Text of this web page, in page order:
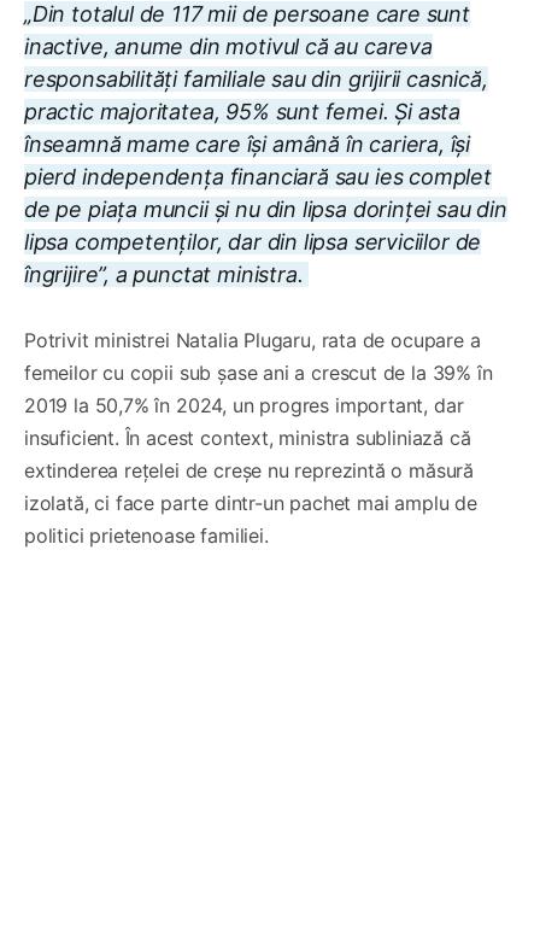
„Din totalul de 117 mii de persoane care sunt
inactive, anume din motivul că au careva
responsabilități familiale sau din grijirii casnică,
practic majoritatea, 95% sunt femei. Și asta
înseamnă mame care își amână în cariera, își
pierd independența financiară sau ies complet
de pe piața muncii și nu din lipsa dorinței sau din
lipsa competenților, dar din lipsa serviciilor de
îngrijire”, a punctat ministra.
Potrivit ministrei Natalia Plugaru, rata de ocupare a
femeilor cu copii sub șase ani a crescut de la 39% în
2019 la 50,7% în 2024, un progres important, dar
insuficient. În acest context, ministra subliniază că
extinderea rețelei de creșe nu reprezintă o măsură
izolată, ci face parte dintr-un pachet mai amplu de
politici prietenoase familiei.